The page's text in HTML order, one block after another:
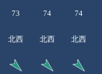
73 74 74
北西 北西 北西